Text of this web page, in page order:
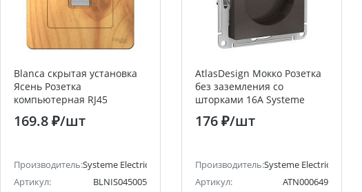
Electric)
Blanca скрытая установка
Ясень Розетка
компьютерная RJ45
Systeme Electric (Schneider
Electric)
169.8 ₽/шт
Производитель:Systeme Electric (ранее Schneider Electric)
Артикул:
BLNIS045005
AtlasDesign Мокко Розетка
без заземления со
шторками 16А Systeme
Electric (Schneider Electric)
176 ₽/шт
Производитель:Systeme Electric
Артикул:
ATN000649